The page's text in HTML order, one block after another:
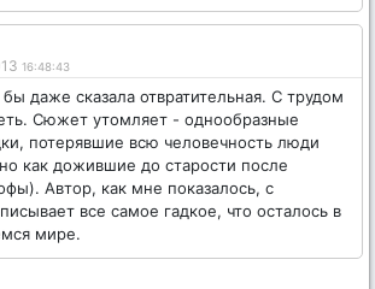
16:48:43
даже сказала отвратительная. С трудом
Сюжет утомляет - однообразные
потерявшие всю человечность люди
как дожившие до старости после
Автор, как мне показалось, с
все самое гадкое, что осталось в
мире.